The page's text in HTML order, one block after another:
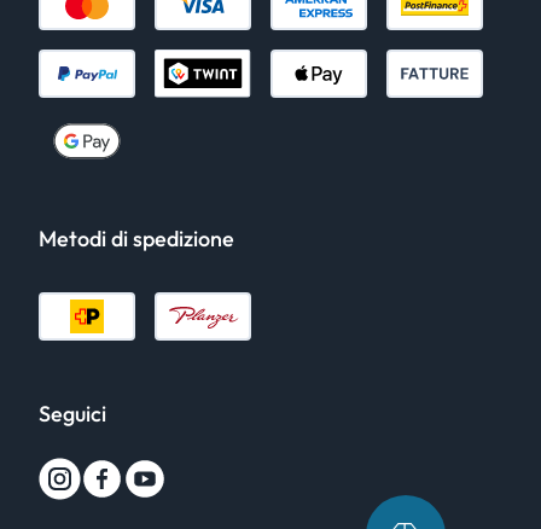
Metodi di spedizione
Seguici